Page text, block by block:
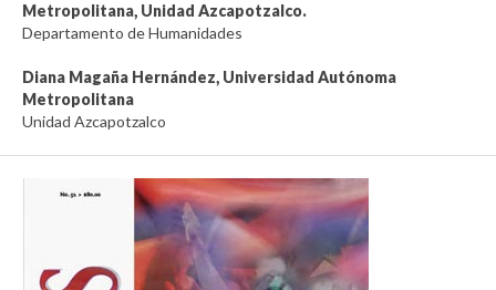
Metropolitana, Unidad Azcapotzalco.
Departamento de Humanidades
Diana Magaña Hernández, Universidad Autónoma
Metropolitana
Unidad Azcapotzalco